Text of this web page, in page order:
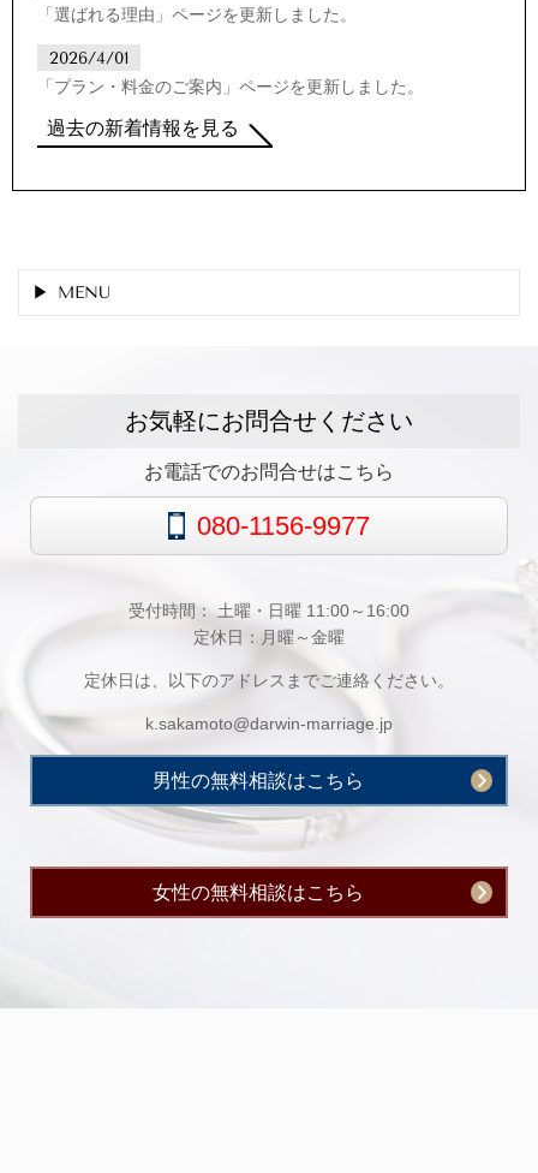
「選ばれる理由」ページを更新しました。
2026/4/01
「プラン・料金のご案内」ページを更新しました。
過去の新着情報を見る
MENU
お気軽にお問合せください
お電話でのお問合せはこちら
080-1156-9977
受付時間： 土曜・日曜 11:00～16:00
定休日：月曜～金曜
定休日は、以下のアドレスまでご連絡ください。
k.sakamoto@darwin-marriage.jp
男性の無料相談はこちら
女性の無料相談はこちら